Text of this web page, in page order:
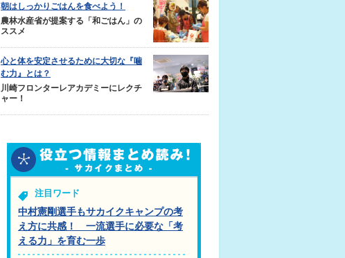
朝はしっかりごはんを食べよう！
農林水産省が提案する「和ごはん」の
ススメ
心と体を安定させるために大切な『噛
む力』とは？
川崎フロンターレアカデミーにレクチ
ャー！
注目ワード
中村憲剛選手もサカイクキャンプの考
え方に共感！ 一流選手に必要な「考
える力」を育む一歩